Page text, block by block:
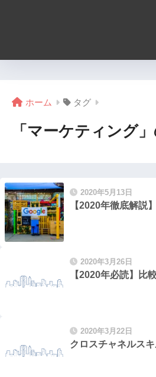
ホーム タグ
「マーケティング
2020年5月13日
【2020年徹底解説
2020年3月26日
【2020年必読】比
2020年3月22日
クロスチャネルス